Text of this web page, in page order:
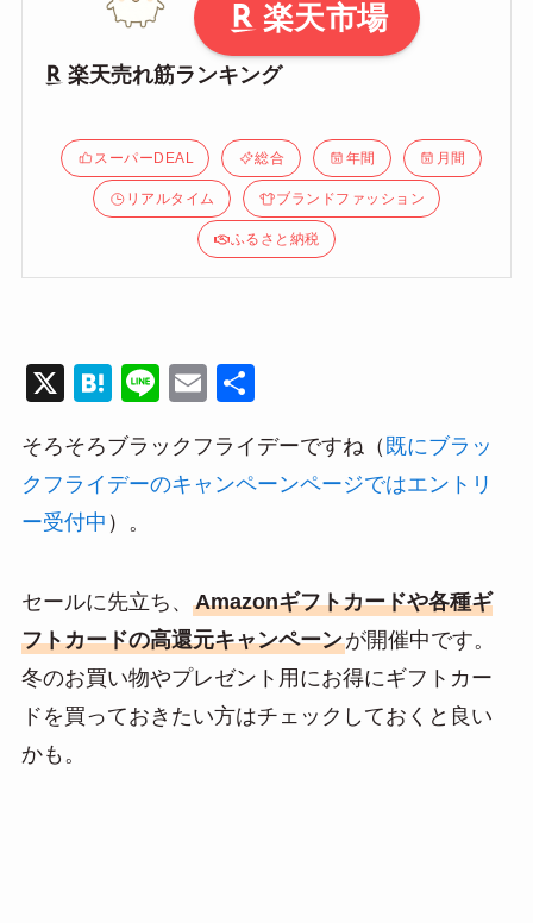
楽天市場
楽天売れ筋ランキング
スーパーDEAL 総合 年間 月間
リアルタイム ブランドファッション
ふるさと納税
X
H
e
n
a
Li
e
E
ail
そろそろブラックフライデーですね（ 既にブラッ
クフライデーのキャンペーンページではエントリ
ー受付中 ）。
セールに先立ち、 Amazonギフトカードや各種ギ
フトカードの高還元キャンペーンが開催中です。
冬のお買い物やプレゼント用にお得にギフトカー
ドを買っておきたい方はチェックしておくと良い
かも。